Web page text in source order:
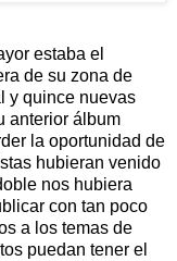
estaba el
de su zona de
y quince nuevas
anterior álbum
la oportunidad de
hubieran venido
nos hubiera
con tan poco
a los temas de
puedan tener el